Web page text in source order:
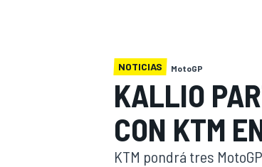
NOTICIAS MotoGP
KALLIO
CON KTM
KTM pondrá tres